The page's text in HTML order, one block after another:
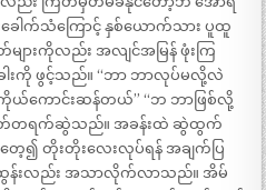
ခေါက်သံကြောင့် နှစ်ယောက်သား ပူထူ
ားကိုလည်း အလျင်အမြန် ဖုံးကြ
ါးကို ဖွင့်သည်။ “ဘာ ဘာလုပ်မလို့လဲ
ကောင်းဆန်တယ်” “ဘ ဘာဖြစ်လို့
တ်တရက်ဆွဲသည်။ အခန်းထဲ ဆွဲထွက်
၍ တိုးတိုးလေးလုပ်ရန် အချက်ပြ
ထွန်းလည်း အသာလိုက်လာသည်။ အိမ်